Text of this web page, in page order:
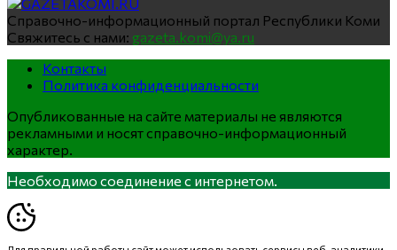
Справочно-информационный портал Республики Коми
Свяжитесь с нами: gazeta.komi@ya.ru
Контакты
Политика конфиденциальности
Опубликованные на сайте материалы не являются
рекламными и носят справочно-информационный
характер.
Необходимо соединение с интернетом.